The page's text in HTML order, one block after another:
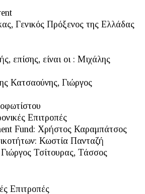
Γενικός Πρόξενος της Ελλάδας
επίσης, είναι οι : Μιχάλης
Κατσαούνης, Γιώργος
Επιτροπές
Fund: Χρήστος Καραμπάτσος
Κωστία Πανταζή
Τσίτουρας, Τάσσος
Επιτροπές